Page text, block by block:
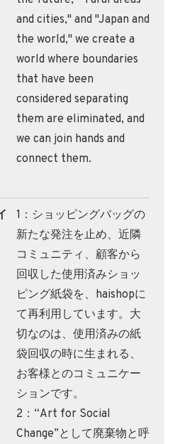
and cities," and "Japan and
the world," we create a
world where boundaries
that have been
considered separating
them are eliminated, and
we can join hands and
connect them.
1：ショッピングバッグの
新たな発注を止め、近隣
コミュニティ、顧客から
回収した使用済みショッ
ピング紙袋を、haishopに
て再利用しています。大
切なのは、使用済みの紙
袋回収の時に生まれる、
お客様とのコミュニケー
ションです。
2：“Art for Social
Change”として廃棄物と呼